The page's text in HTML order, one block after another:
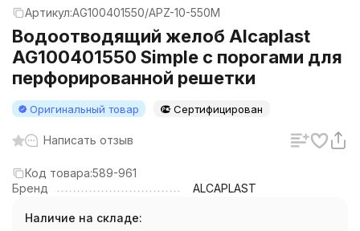
Артикул:AG100401550/APZ-10-550M
Водоотводящий желоб Alcaplast
AG100401550 Simple с порогами для
перфорированной решетки
Оригинальный товар Сертифицирован
Написать отзыв
Код товара:589-961
Бренд
ALCAPLAST
Наличие на складе: